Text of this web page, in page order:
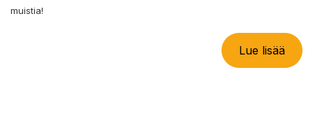
muistia!
Lue lisää